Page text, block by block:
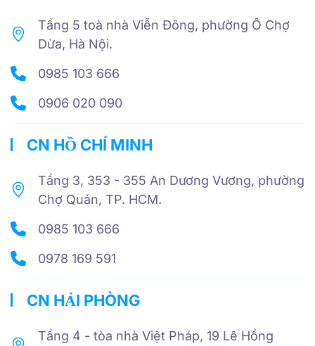
Tầng 5 toà nhà Viễn Đông, phường Ô Chợ
Dừa, Hà Nội.
0985 103 666
0906 020 090
CN HỒ CHÍ MINH
Tầng 3, 353 - 355 An Dương Vương, phường
Chợ Quán, TP. HCM.
0985 103 666
0978 169 591
CN HẢI PHÒNG
Tầng 4 - tòa nhà Việt Pháp, 19 Lê Hồng